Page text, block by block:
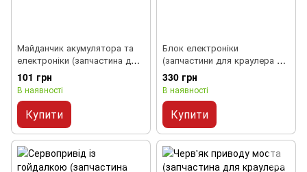
Майданчик акумулятора та
електроніки (запчастина для
краулера WL Toys 24438)
101 грн
В наявності
Купити
Блок електроніки
(запчастини для краулера WL
Toys 24438)
330 грн
В наявності
Купити